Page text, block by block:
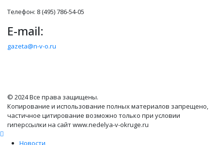
Телефон: 8 (495) 786-54-05
E-mail:
gazeta@n-v-o.ru
© 2024 Все права защищены.
Копирование и использование полных материалов запрещено,
частичное цитирование возможно только при условии
гиперссылки на сайт www.nedelya-v-okruge.ru